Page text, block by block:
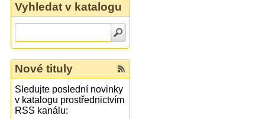
Vyhledat v katalogu
Nové tituly
Sledujte poslední novinky
v katalogu prostřednictvím
RSS kanálu: